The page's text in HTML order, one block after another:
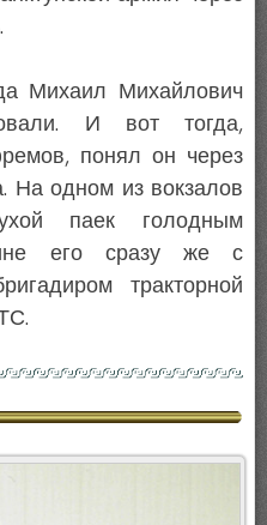
Михайлович
И вот тогда,
понял он через
На одном из вокзалов
паек голодным
его сразу же с
тракторной